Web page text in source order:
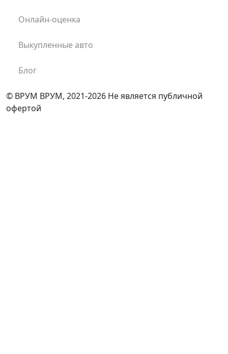
Онлайн-оценка
Выкупленные авто
Блог
© ВРУМ ВРУМ, 2021-2026 Не является публичной
офертой